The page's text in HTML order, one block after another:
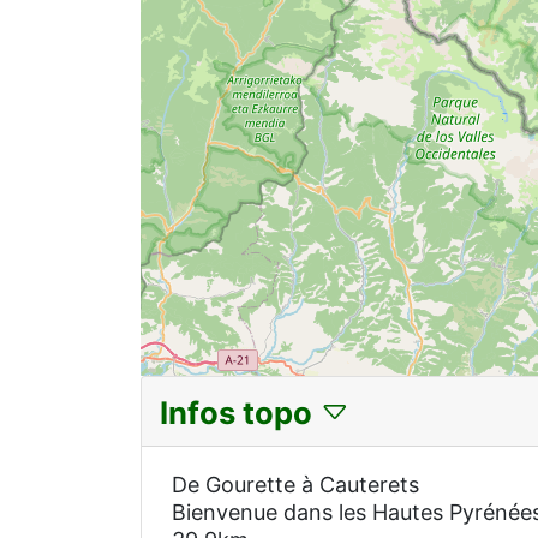
Infos topo
De Gourette à Cauterets
Bienvenue dans les Hautes